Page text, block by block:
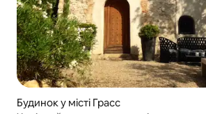
Будинок у місті Грасс